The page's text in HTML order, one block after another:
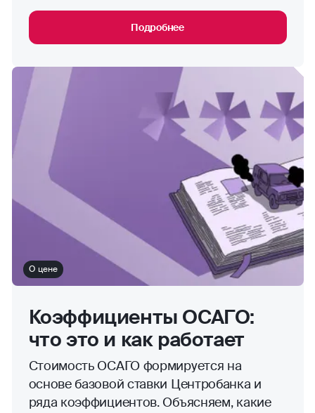
Подробнее
О цене
Коэффициенты ОСАГО:
что это и как работает
Стоимость ОСАГО формируется на
основе базовой ставки Центробанка и
ряда коэффициентов. Объясняем, какие